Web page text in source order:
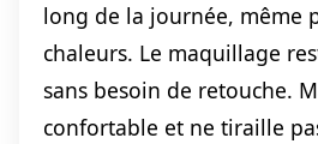
long de la journée, même
chaleurs. Le maquillage
sans besoin de retouche.
confortable et ne tiraille